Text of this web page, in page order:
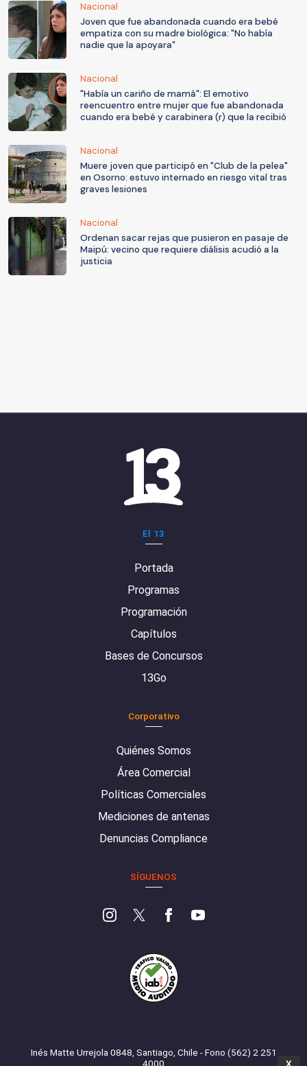
Nacional
Joven que fue abandonada cuando era bebé
empatiza con su madre biológica: "No había
nadie que la apoyara"
Nacional
"Había un cariño de mamá": El emotivo
reencuentro entre mujer que fue abandonada
cuando era bebé y carabinera (r) que la recibió
Nacional
Muere joven que participó en "Club de la pelea"
en Osorno: estuvo internado en riesgo vital tras
graves lesiones
Nacional
Ordenan sacar rejas que pusieron en pasaje de
Maipú: vecino que requiere diálisis acudió a la
justicia
El 13
Portada
Programas
Programación
Capítulos
Bases de Concursos
13Go
Corporativo
Quiénes Somos
Área Comercial
Políticas Comerciales
Mediciones de antenas
Denuncias Compliance
SÍGUENOS
Inés Matte Urrejola 0848, Santiago, Chile - Fono (562) 2 251
4000
X